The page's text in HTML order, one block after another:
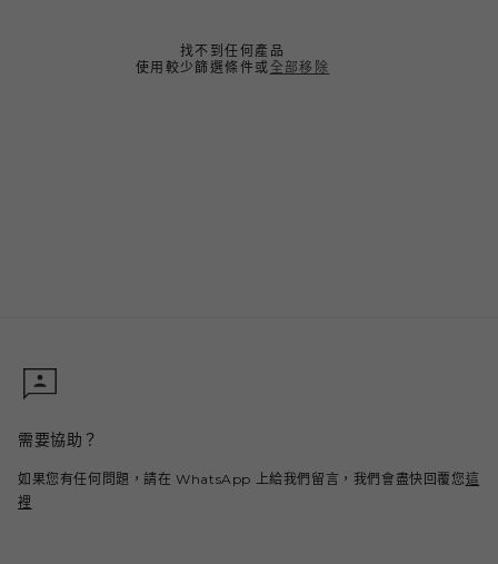
找不到任何產品
使用較少篩選條件或 全部移除
需要協助？
如果您有任何問題，請在 WhatsApp 上給我們留言，我們會盡快回覆您這
裡